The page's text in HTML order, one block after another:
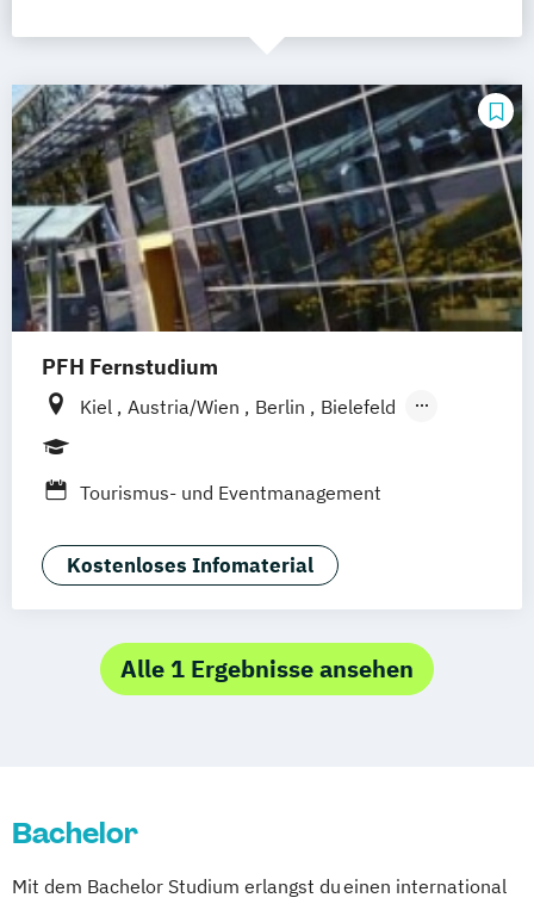
PFH Fernstudium
Kiel Austria/Wien Berlin
Bielefeld
Göttingen
Hamburg Hannover
Kaiserslautern/Kusel Leipzig
Ludwigshafen/Diez München
Online-Fernstudium Regensburg Stade
Stuttgart Köln
Offenbach bei Frankfurt am Main
Tourismus- und Eventmanagement
Kostenloses Infomaterial
Alle 1 Ergebnisse ansehen
Bachelor
Mit dem Bachelor Studium erlangst du einen international